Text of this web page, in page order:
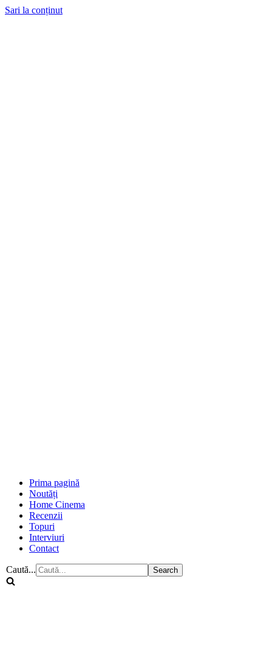
Sari la conținut
Prima pagină
Noutăți
Home Cinema
Recenzii
Topuri
Interviuri
Contact
Caută...